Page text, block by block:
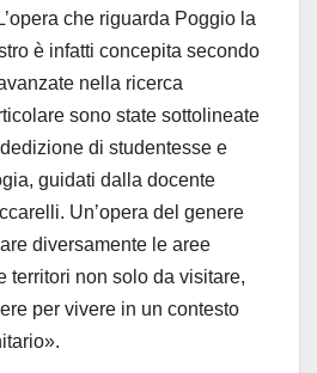
che riguarda Poggio la
è infatti concepita secondo
nella ricerca
sono state sottolineate
di studentesse e
guidati dalla docente
Un’opera del genere
diversamente le aree
territori non solo da visitare,
per vivere in un contesto